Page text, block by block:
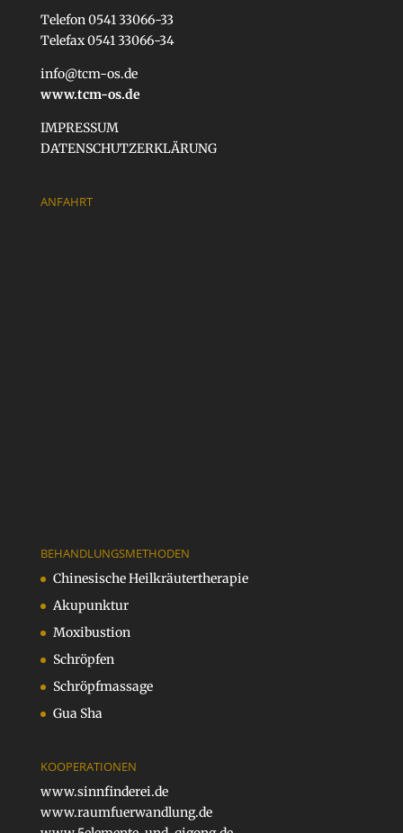
Telefon 0541 33066-33
Telefax 0541 33066-34
info@tcm-os.de
www.tcm-os.de
IMPRESSUM
DATENSCHUTZERKLÄRUNG
ANFAHRT
BEHANDLUNGSMETHODEN
Chinesische Heilkräutertherapie
Akupunktur
Moxibustion
Schröpfen
Schröpfmassage
Gua Sha
KOOPERATIONEN
www.sinnfinderei.de
www.raumfuerwandlung.de